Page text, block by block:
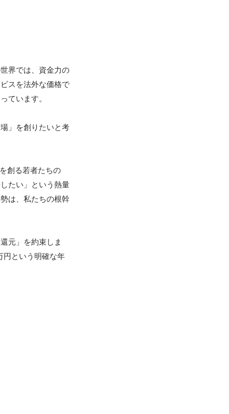
界では、資金力の
スを法外な価格で
ています。
」を創りたいと考
創る若者たちの
たい」という熱量
は、私たちの根幹
元」を約束しま
円という明確な年